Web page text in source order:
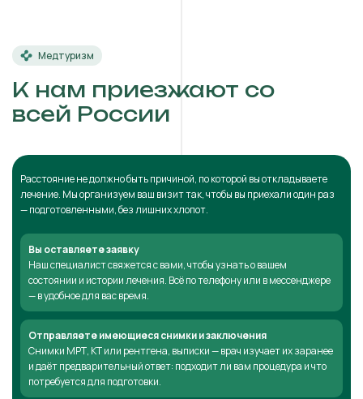
Медтуризм
К нам приезжают со
всей России
Расстояние не должно быть причиной, по которой вы откладываете
лечение. Мы организуем ваш визит так, чтобы вы приехали один раз
— подготовленными, без лишних хлопот.
Вы оставляете заявку
Наш специалист свяжется с вами, чтобы узнать о вашем
состоянии и истории лечения. Всё по телефону или в мессенджере
— в удобное для вас время.
Отправляете имеющиеся снимки и заключения
Снимки МРТ, КТ или рентгена, выписки — врач изучает их заранее
и даёт предварительный ответ: подходит ли вам процедура и что
потребуется для подготовки.